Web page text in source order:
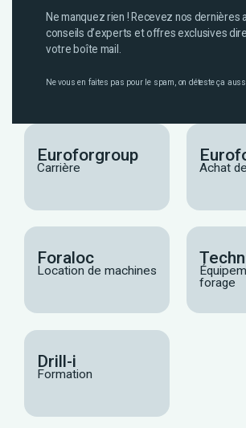
Ne manquez rien ! Recevez nos dernières
conseils d’experts et offres exclusives
votre boîte mail.
Ne vous en faites pas pour le spam, on déteste ça
Euroforgroup
Carrière Achat
Foraloc
Location de machines
forage
Drill-i
Formation